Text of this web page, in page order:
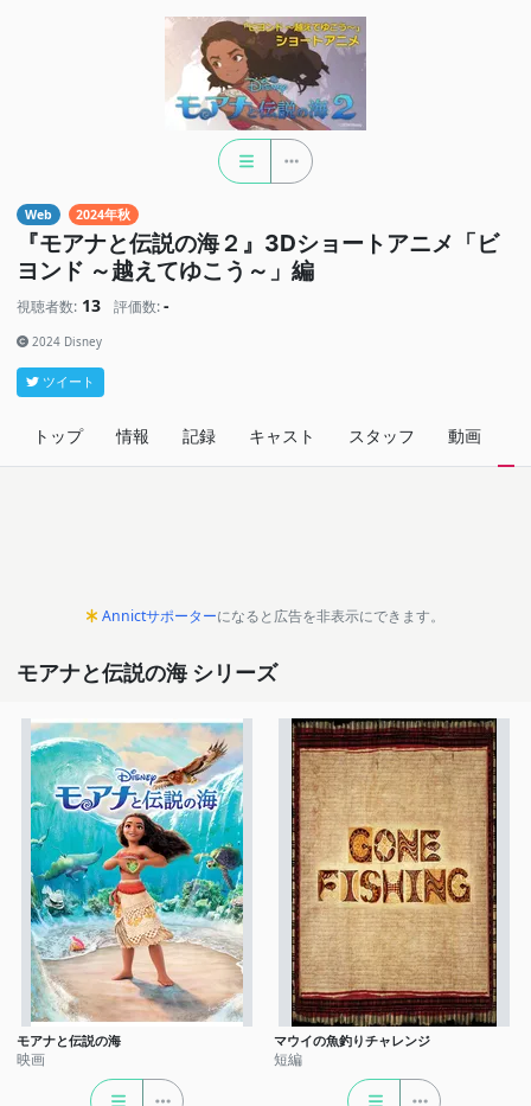
Web 2024年秋
『モアナと伝説の海２』3Dショートアニメ「ビ
ヨンド ～越えてゆこう～」編
視聴者数: 13 評価数: -
2024 Disney
ツイート
トップ 情報 記録 キャスト スタッフ 動画
Annictサポーターになると広告を非表示にできます。
モアナと伝説の海 シリーズ
モアナと伝説の海
映画
マウイの魚釣りチャレンジ
短編